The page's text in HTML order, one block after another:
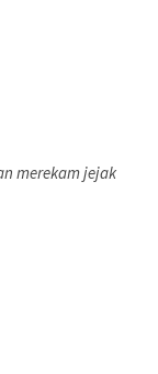
merekam jejak